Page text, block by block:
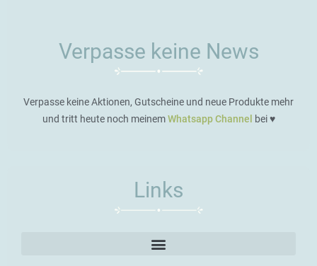
Verpasse keine News
Verpasse keine Aktionen, Gutscheine und neue Produkte mehr
und tritt heute noch meinemWhatsapp Channel bei ♥️
Links